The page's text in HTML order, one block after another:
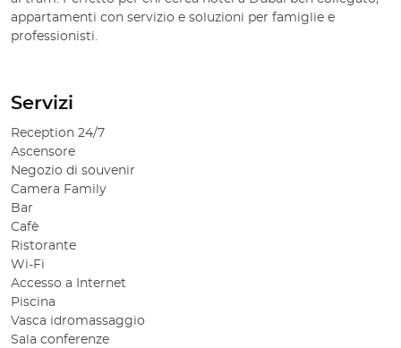
appartamenti con servizio e soluzioni per famiglie e
professionisti.
Servizi
Reception 24/7
Ascensore
Negozio di souvenir
Camera Family
Bar
Cafè
Ristorante
Wi-Fi
Accesso a Internet
Piscina
Vasca idromassaggio
Sala conferenze